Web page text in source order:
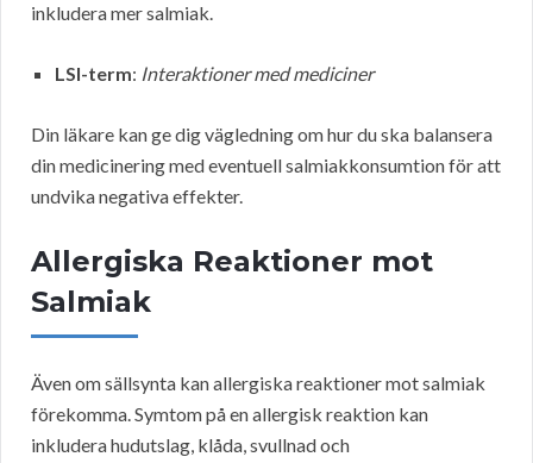
inkludera mer salmiak.
LSI-term: Interaktioner med mediciner
Din läkare kan ge dig vägledning om hur du ska balansera
din medicinering med eventuell salmiakkonsumtion för att
undvika negativa effekter.
Allergiska Reaktioner mot
Salmiak
Även om sällsynta kan allergiska reaktioner mot salmiak
förekomma. Symtom på en allergisk reaktion kan
inkludera hudutslag, klåda, svullnad och